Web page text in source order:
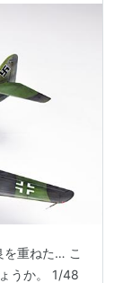
を重ねた… こ
うか。 1/48